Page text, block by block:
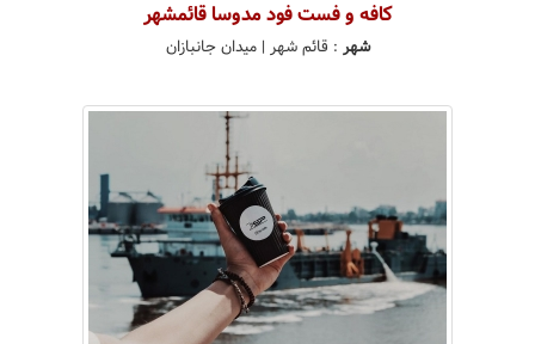
کافه و فست فود مدوسا قائمشهر
شهر : قائم شهر | میدان جانبازان